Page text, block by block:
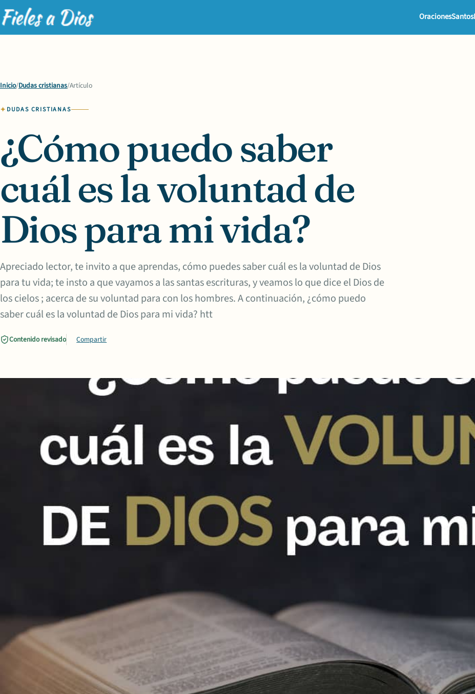
OracionesSantos
Inicio/Dudas cristianas/Artículo
DUDAS CRISTIANAS
¿Cómo puedo saber
cuál es la voluntad de
Dios para mi vida?
Apreciado lector, te invito a que aprendas, cómo puedes saber cuál es la voluntad de Dios
para tu vida; te insto a que vayamos a las santas escrituras, y veamos lo que dice el Dios de
los cielos ; acerca de su voluntad para con los hombres. A continuación, ¿cómo puedo
saber cuál es la voluntad de Dios para mi vida? htt
Contenido revisado Compartir